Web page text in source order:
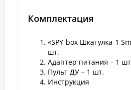
Комплектация
«SPY-box Шкатулка-1
шт.
Адаптер питания – 1
Пульт ДУ – 1 шт.
Инструкция